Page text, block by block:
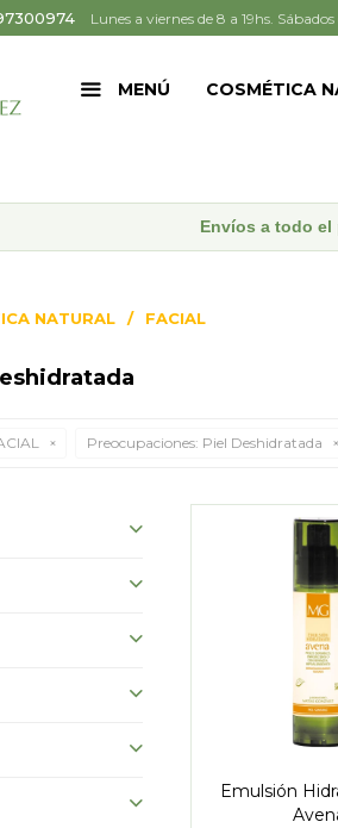
MENÚ COSMÉTICA
Lunes a viernes de 8 a 19hs. Sábados
Envíos a todo el
NATURAL FACIAL
Preocupaciones: Piel Deshidratada
Emulsión